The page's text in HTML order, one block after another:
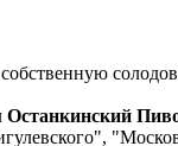
Останкинский